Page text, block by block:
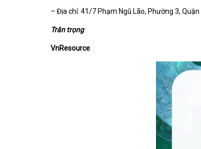
– Địa chỉ: 41/7 Phạm Ngũ Lão, Phường 3, Quận
Trân trọng
VnResource